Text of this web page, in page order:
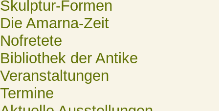
Skulptur-Formen
Die Amarna-Zeit
Nofretete
Bibliothek der Antike
Veranstaltungen
Termine